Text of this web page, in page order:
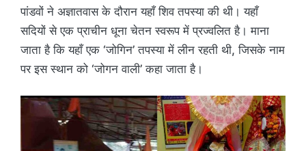
पांडवों ने अज्ञातवास के दौरान यहाँ शिव तपस्या की थी। यहाँ
सदियों से एक प्राचीन धूना चेतन स्वरूप में प्रज्वलित है। माना
जाता है कि यहाँ एक ‘जोगिन’ तपस्या में लीन रहती थी, जिसके नाम
पर इस स्थान को ‘जोगन वाली’ कहा जाता है।